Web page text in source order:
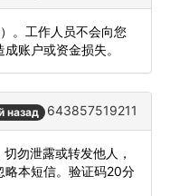
。工作人员不会向您
账户或资金损失。
назад 643857519211
勿泄露或转发他人，
略本短信。验证码20分